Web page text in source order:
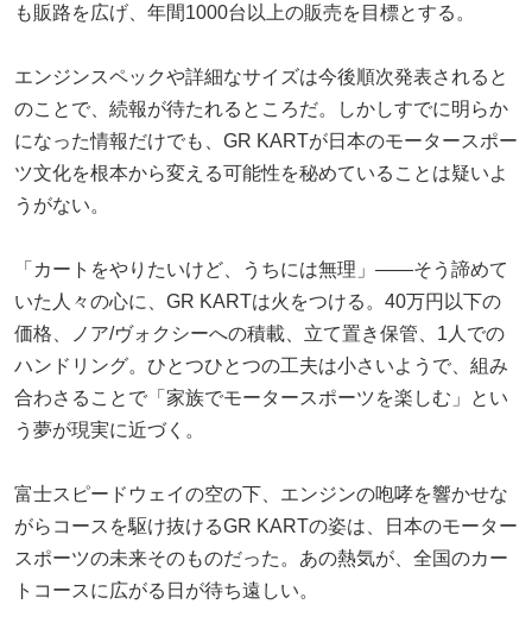
も販路を広げ、年間1000台以上の販売を目標とする。
エンジンスペックや詳細なサイズは今後順次発表されると
のことで、続報が待たれるところだ。しかしすでに明らか
になった情報だけでも、GR KARTが日本のモータースポー
ツ文化を根本から変える可能性を秘めていることは疑いよ
うがない。
「カートをやりたいけど、うちには無理」——そう諦めて
いた人々の心に、GR KARTは火をつける。40万円以下の
価格、ノア/ヴォクシーへの積載、立て置き保管、1人での
ハンドリング。ひとつひとつの工夫は小さいようで、組み
合わさることで「家族でモータースポーツを楽しむ」とい
う夢が現実に近づく。
富士スピードウェイの空の下、エンジンの咆哮を響かせな
がらコースを駆け抜けるGR KARTの姿は、日本のモーター
スポーツの未来そのものだった。あの熱気が、全国のカー
トコースに広がる日が待ち遠しい。